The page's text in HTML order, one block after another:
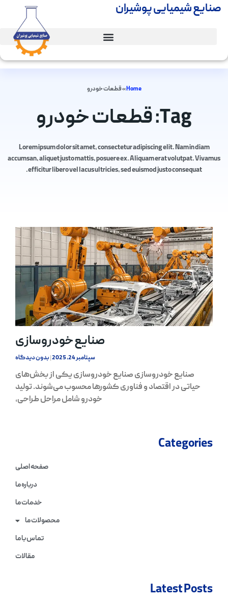
صنایع شیمیایی پوشیران
Home
»قطعات خودرو
Tag: قطعات خودرو
Lorem ipsum dolor sit amet, consectetur adipiscing elit. Nam in diam
accumsan, aliquet justo mattis, posuere ex. Aliquam erat volutpat. Vivamus
efficitur libero vel lacus ultricies, sed euismod justo consequat.
صنایع خودروسازی
سپتامبر 24, 2025 بدون دیدگاه
صنایع خودروسازی صنایع خودروسازی یکی از بخش‌های
حیاتی در اقتصاد و فناوری کشورها محسوب می‌شوند. تولید
خودرو شامل مراحل طراحی،
Categories
صفحه اصلی
درباره ما
خدمات ما
محصولات ما
تماس با ما
مقالات
Latest Posts